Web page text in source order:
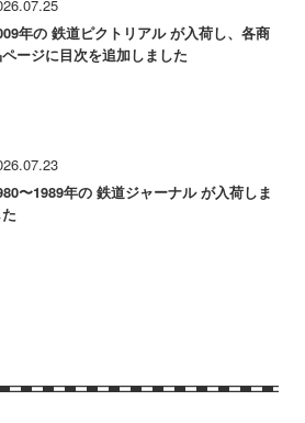
年の 鉄道ピクトリアル が入荷し、各商
ージに目次を追加しました
〜1989年の 鉄道ジャーナル が入荷しま